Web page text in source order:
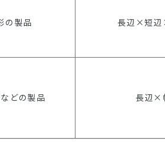
の製品 長辺×短
どの製品 長辺×